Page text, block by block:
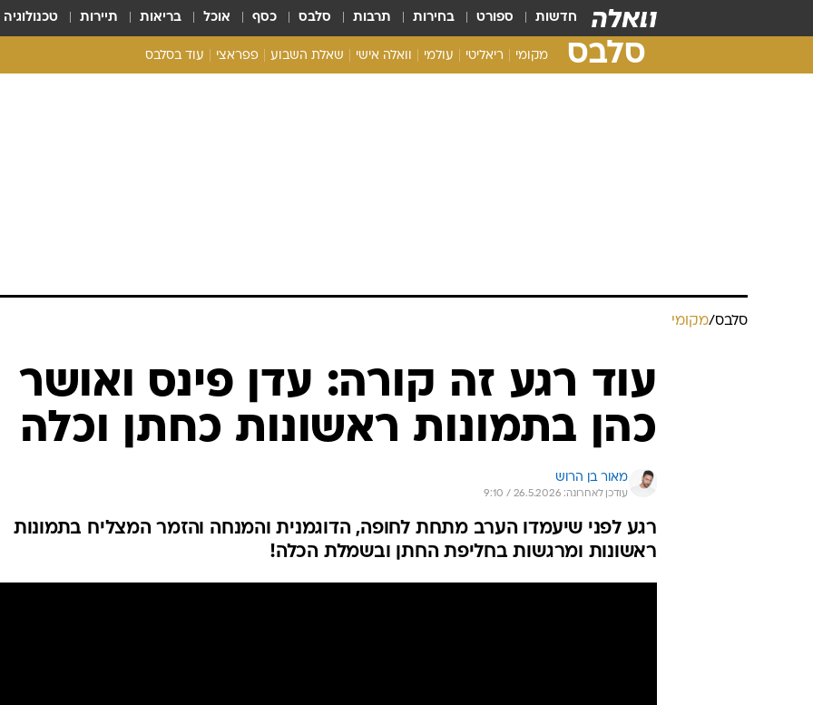
חדשות ספורט בחירות תרבות סלבס כסף אוכל בריאות תיירות טכנולוגיה
סלבס מקומי ריאליטי עולמי וואלה אישי שאלת השבוע פפראצי עוד בסלבס
סלבס/מקומי
עוד רגע זה קורה: עדן פינס ואושר
כהן בתמונות ראשונות כחתן וכלה
מאור בן הרוש
עודכן לאחרונה: 26.5.2026 / 9:10
רגע לפני שיעמדו הערב מתחת לחופה, הדוגמנית והמנחה והזמר המצליח בתמונות
ראשונות ומרגשות בחליפת החתן ובשמלת הכלה!